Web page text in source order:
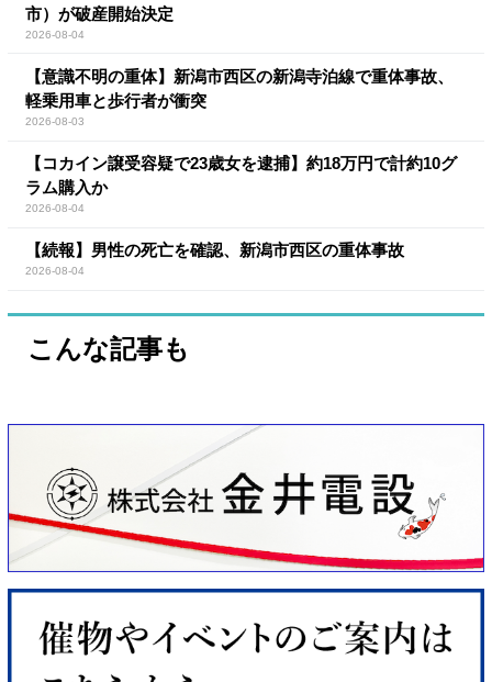
市）が破産開始決定
2026-08-04
【意識不明の重体】新潟市西区の新潟寺泊線で重体事故、
軽乗用車と歩行者が衝突
2026-08-03
【コカイン譲受容疑で23歳女を逮捕】約18万円で計約10グ
ラム購入か
2026-08-04
【続報】男性の死亡を確認、新潟市西区の重体事故
2026-08-04
こんな記事も